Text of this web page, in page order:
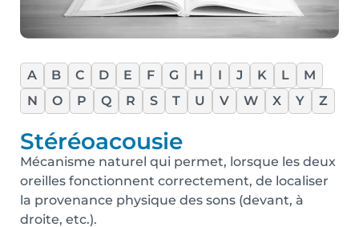
A B C D E F G H I J K L
M
N
O P Q R S T U V W X Y Z
Stéréoacousie
Mécanisme naturel qui permet, lorsque les deux
oreilles fonctionnent correctement, de localiser
la provenance physique des sons (devant, à
droite, etc.).